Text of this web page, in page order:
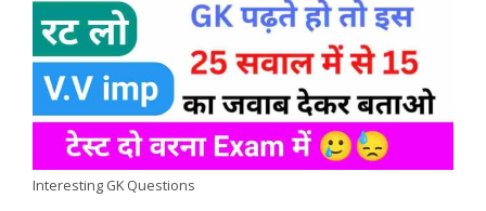
b
o
o
k
s
A
p
p
e
r
e
d
I
n
g
r
a
m
L
i
n
k
e
Interesting GK Questions